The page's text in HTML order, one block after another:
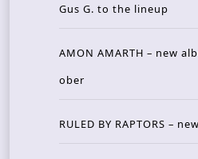
Gus G. to the lineup
AMON AMARTH – new
ober
RULED BY RAPTORS –